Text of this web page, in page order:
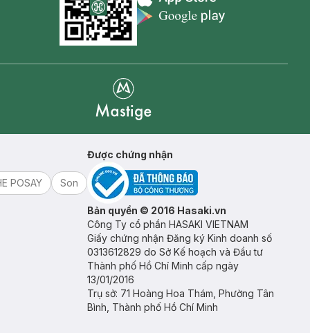
Appstore icon
POSAY
Son
Được chứng nhận
Bản quyền © 2016 Hasaki.vn
Công Ty cổ phần HASAKI VIETNAM
Giấy chứng nhận Đăng ký Kinh doanh số
0313612829 do Sở Kế hoạch và Đầu tư
Thành phố Hồ Chí Minh cấp ngày
13/01/2016
Trụ sở: 71 Hoàng Hoa Thám, Phường Tân
Bình, Thành phố Hồ Chí Minh